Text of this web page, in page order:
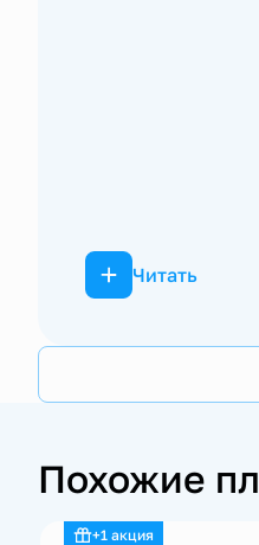
Читать
Похожие
+1 акция